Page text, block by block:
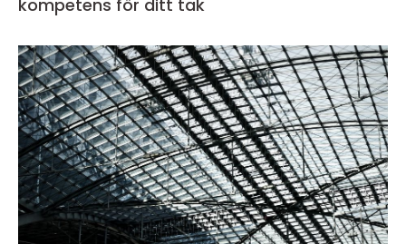
kompetens för ditt tak